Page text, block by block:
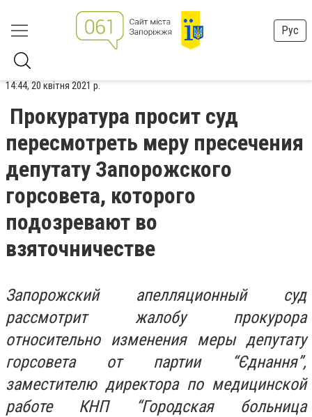
Рус
14:44, 20 квітня 2021 р.
Прокуратура просит суд
пересмотреть меру пресечения
депутату Запорожского
горсовета, которого
подозревают во
взяточничестве
Запорожский апелляционный суд
рассмотрит жалобу прокурора
относительно изменения меры депутату
горсовета от партии “Єднання”,
заместителю директора по медицинской
работе КНП “Городская больница